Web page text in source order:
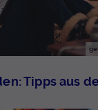
Tipps aus